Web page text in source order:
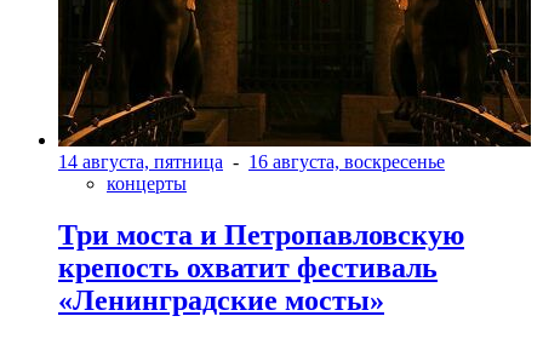
14 августа, пятница - 16 августа, воскресенье
концерты
Три моста и Петропавловскую
крепость охватит фестиваль
«Ленинградские мосты»